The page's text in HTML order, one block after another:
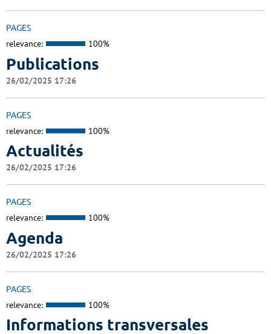
PAGES
relevance: 100%
Publications
26/02/2025 17:26
PAGES
relevance: 100%
Actualités
26/02/2025 17:26
PAGES
relevance: 100%
Agenda
26/02/2025 17:26
PAGES
relevance: 100%
Informations transversales